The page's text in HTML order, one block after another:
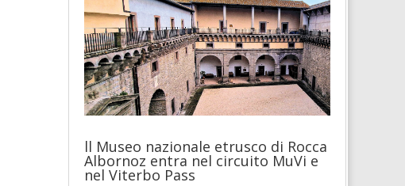
ll Museo nazionale etrusco di Rocca
Albornoz entra nel circuito MuVi e
nel Viterbo Pass